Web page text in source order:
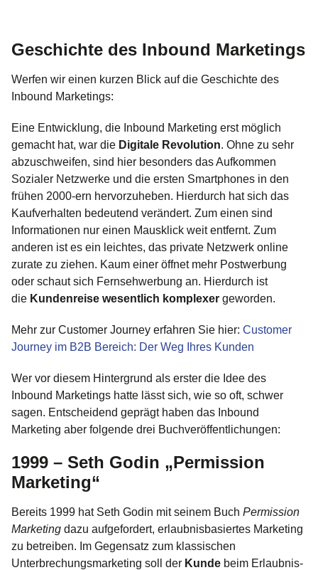
Geschichte des Inbound Marketings
Werfen wir einen kurzen Blick auf die Geschichte des
Inbound Marketings:
Eine Entwicklung, die Inbound Marketing erst möglich
gemacht hat, war die Digitale Revolution. Ohne zu sehr
abzuschweifen, sind hier besonders das Aufkommen
Sozialer Netzwerke und die ersten Smartphones in den
frühen 2000-ern hervorzuheben. Hierdurch hat sich das
Kaufverhalten bedeutend verändert. Zum einen sind
Informationen nur einen Mausklick weit entfernt. Zum
anderen ist es ein leichtes, das private Netzwerk online
zurate zu ziehen. Kaum einer öffnet mehr Postwerbung
oder schaut sich Fernsehwerbung an. Hierdurch ist
die Kundenreise wesentlich komplexer geworden.
Mehr zur Customer Journey erfahren Sie hier: Customer
Journey im B2B Bereich: Der Weg Ihres Kunden
Wer vor diesem Hintergrund als erster die Idee des
Inbound Marketings hatte lässt sich, wie so oft, schwer
sagen. Entscheidend geprägt haben das Inbound
Marketing aber folgende drei Buchveröffentlichungen:
1999 – Seth Godin „Permission
Marketing“
Bereits 1999 hat Seth Godin mit seinem Buch Permission
Marketing dazu aufgefordert, erlaubnisbasiertes Marketing
zu betreiben. Im Gegensatz zum klassischen
Unterbrechungsmarketing soll der Kunde beim Erlaubnis-